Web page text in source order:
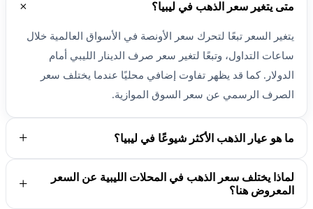
متى يتغير سعر الذهب في ليبيا؟
يتغير السعر تبعًا لتحرك سعر الأونصة في الأسواق العالمية خلال
ساعات التداول، وتبعًا لتغير سعر صرف الدينار الليبي أمام
الدولار. كما قد يظهر تفاوت إضافي محليًا عندما يختلف سعر
الصرف الرسمي عن سعر السوق الموازية.
ما هو عيار الذهب الأكثر شيوعًا في ليبيا؟
لماذا يختلف سعر الذهب في المحلات الليبية عن السعر
المعروض هنا؟